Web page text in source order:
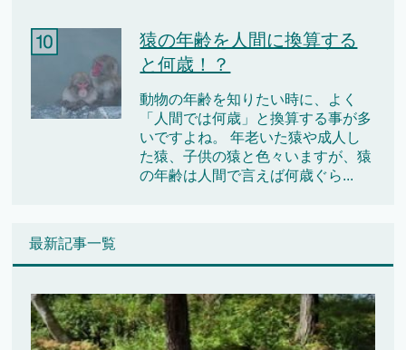
猿の年齢を人間に換算する
と何歳！？
動物の年齢を知りたい時に、よく
「人間では何歳」と換算する事が多
いですよね。 年老いた猿や成人し
た猿、子供の猿と色々いますが、猿
の年齢は人間で言えば何歳ぐら...
最新記事一覧